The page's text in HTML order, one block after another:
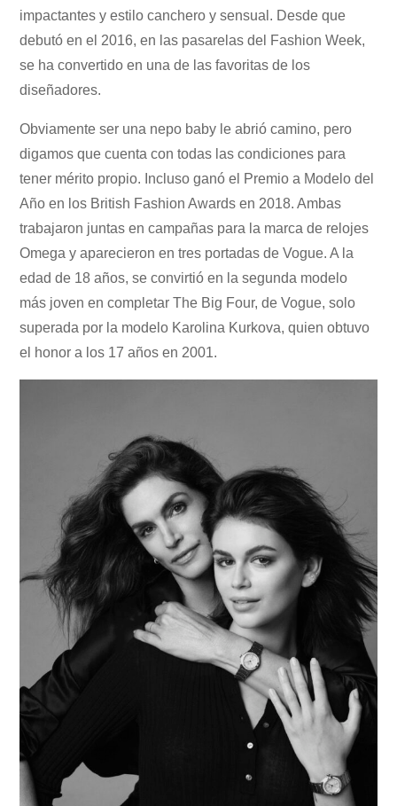
impactantes y estilo canchero y sensual. Desde que
debutó en el 2016, en las pasarelas del Fashion Week,
se ha convertido en una de las favoritas de los
diseñadores.
Obviamente ser una nepo baby le abrió camino, pero
digamos que cuenta con todas las condiciones para
tener mérito propio. Incluso ganó el Premio a Modelo del
Año en los British Fashion Awards en 2018. Ambas
trabajaron juntas en campañas para la marca de relojes
Omega y aparecieron en tres portadas de Vogue. A la
edad de 18 años, se convirtió en la segunda modelo
más joven en completar The Big Four, de Vogue, solo
superada por la modelo Karolina Kurkova, quien obtuvo
el honor a los 17 años en 2001.